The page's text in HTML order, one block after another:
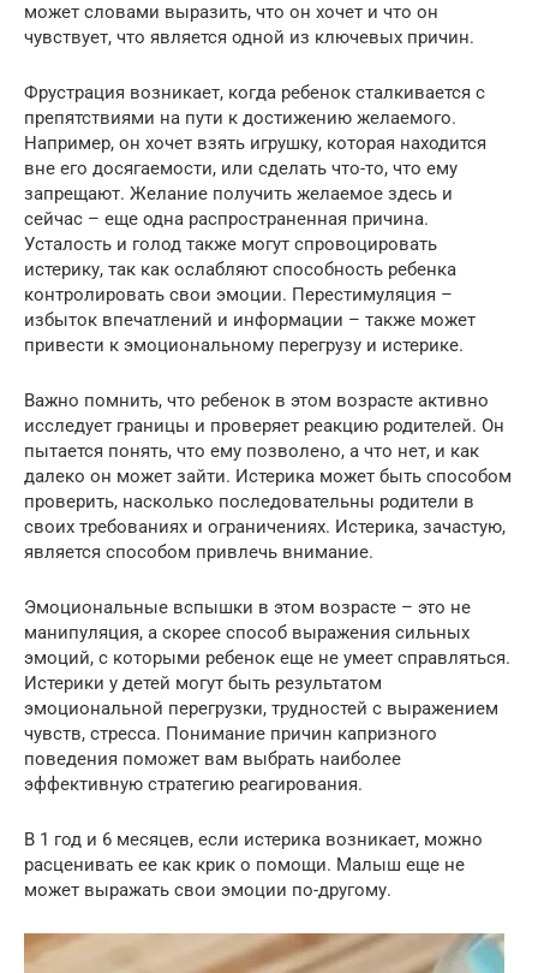
может словами выразить, что он хочет и что он
чувствует, что является одной из ключевых причин.
Фрустрация возникает, когда ребенок сталкивается с
препятствиями на пути к достижению желаемого.
Например, он хочет взять игрушку, которая находится
вне его досягаемости, или сделать что-то, что ему
запрещают. Желание получить желаемое здесь и
сейчас – еще одна распространенная причина.
Усталость и голод также могут спровоцировать
истерику, так как ослабляют способность ребенка
контролировать свои эмоции. Перестимуляция –
избыток впечатлений и информации – также может
привести к эмоциональному перегрузу и истерике.
Важно помнить, что ребенок в этом возрасте активно
исследует границы и проверяет реакцию родителей. Он
пытается понять, что ему позволено, а что нет, и как
далеко он может зайти. Истерика может быть способом
проверить, насколько последовательны родители в
своих требованиях и ограничениях. Истерика, зачастую,
является способом привлечь внимание.
Эмоциональные вспышки в этом возрасте – это не
манипуляция, а скорее способ выражения сильных
эмоций, с которыми ребенок еще не умеет справляться.
Истерики у детей могут быть результатом
эмоциональной перегрузки, трудностей с выражением
чувств, стресса. Понимание причин капризного
поведения поможет вам выбрать наиболее
эффективную стратегию реагирования.
В 1 год и 6 месяцев, если истерика возникает, можно
расценивать ее как крик о помощи. Малыш еще не
может выражать свои эмоции по-другому.